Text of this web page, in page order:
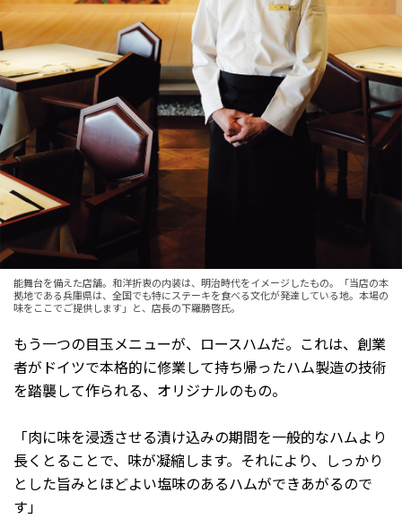
能舞台を備えた店舗。和洋折衷の内装は、明治時代をイメージしたもの。「当店の本
拠地である兵庫県は、全国でも特にステーキを食べる文化が発達している地。本場の
味をここでご提供します」と、店長の下羅勝啓氏。
もう一つの目玉メニューが、ロースハムだ。これは、創業
者がドイツで本格的に修業して持ち帰ったハム製造の技術
を踏襲して作られる、オリジナルのもの。
「肉に味を浸透させる漬け込みの期間を一般的なハムより
長くとることで、味が凝縮します。それにより、しっかり
とした旨みとほどよい塩味のあるハムができあがるので
す」